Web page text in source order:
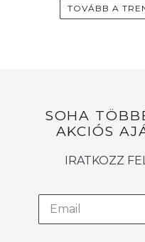
TOVÁBB A
SOHA
AKCIÓS
IRATKOZZ